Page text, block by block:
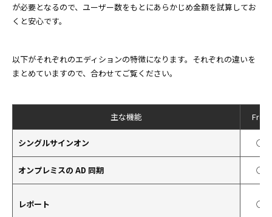
が必要となるので、ユーザー数をもとにあらかじめ金額を試算してお
くと安心です。
以下がそれぞれのエディションの特徴になります。それぞれの違いを
まとめていますので、合わせてご覧ください。
主な機能 Free
シングルサインオン ○
オンプレミスの AD 同期 ○
レポート ○